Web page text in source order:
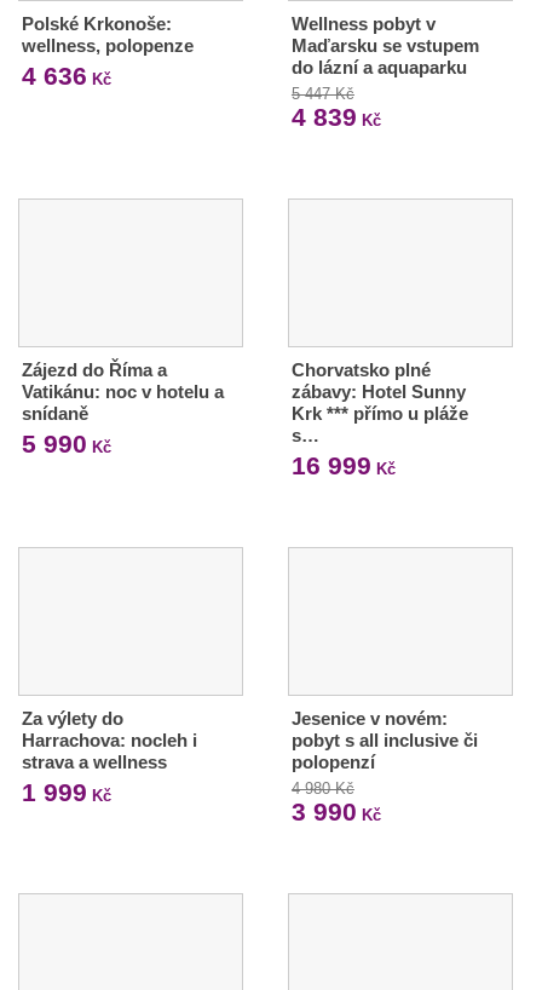
Polské Krkonoše:
wellness, polopenze
4 636 Kč
Wellness pobyt v
Maďarsku se vstupem
do lázní a aquaparku
5 447 Kč
4 839 Kč
Zájezd do Říma a
Vatikánu: noc v hotelu a
snídaně
5 990 Kč
Chorvatsko plné
zábavy: Hotel Sunny
Krk *** přímo u pláže
s…
16 999 Kč
Za výlety do
Harrachova: nocleh i
strava a wellness
1 999 Kč
Jesenice v novém:
pobyt s all inclusive či
polopenzí
4 980 Kč
3 990 Kč